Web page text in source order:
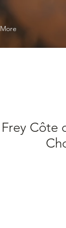
More
Frey Côte